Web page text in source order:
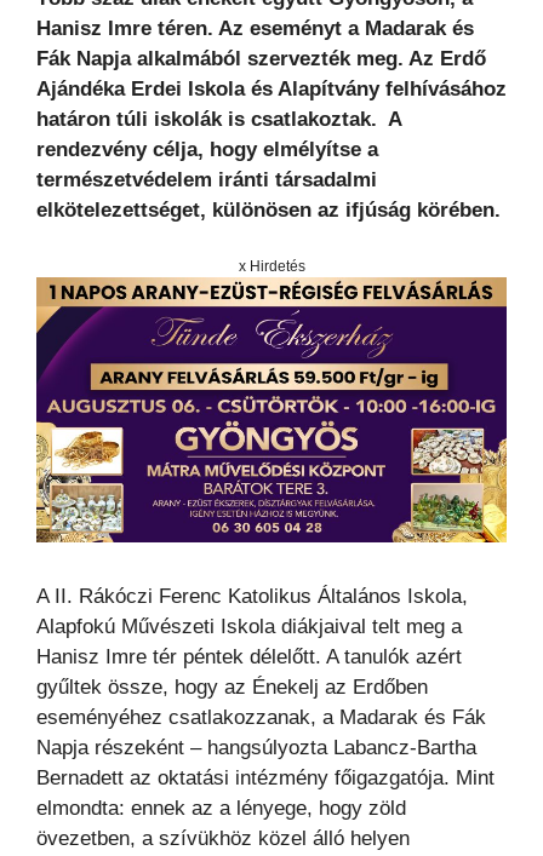
Hanisz Imre téren. Az eseményt a Madarak és
Fák Napja alkalmából szervezték meg. Az Erdő
Ajándéka Erdei Iskola és Alapítvány felhívásához
határon túli iskolák is csatlakoztak. A
rendezvény célja, hogy elmélyítse a
természetvédelem iránti társadalmi
elkötelezettséget, különösen az ifjúság körében.
x Hirdetés
A II. Rákóczi Ferenc Katolikus Általános Iskola,
Alapfokú Művészeti Iskola diákjaival telt meg a
Hanisz Imre tér péntek délelőtt. A tanulók azért
gyűltek össze, hogy az Énekelj az Erdőben
eseményéhez csatlakozzanak, a Madarak és Fák
Napja részeként – hangsúlyozta Labancz-Bartha
Bernadett az oktatási intézmény főigazgatója. Mint
elmondta: ennek az a lényege, hogy zöld
övezetben, a szívükhöz közel álló helyen